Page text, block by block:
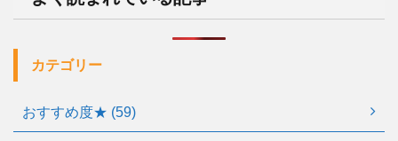
カテゴリー
おすすめ度★ (59)